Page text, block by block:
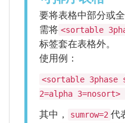
要将表格中部分或
需将 <sortable
标签套在表格外。
使用例：
<sortable 3phase
2=alpha
其中， sumrow=2 代